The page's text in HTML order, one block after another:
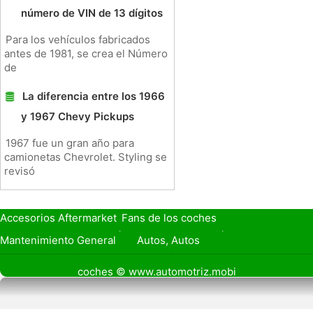
número de VIN de 13 dígitos
Para los vehículos fabricados
antes de 1981, se crea el Número
de
La diferencia entre los 1966
y 1967 Chevy Pickups
1967 fue un gran año para
camionetas Chevrolet. Styling se
revisó
Accesorios Aftermarket Fans de los coches
Seguro de Coche
Préstamos y Financiación
Mantenimiento General
Autos, Autos
Seguridad Vial
Combustibles
Vender Mi Cochecoches © www.automotriz.mobi